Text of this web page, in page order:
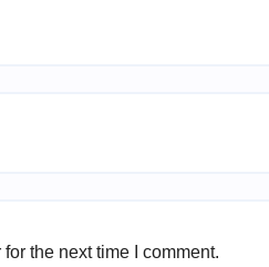
the next time I comment.